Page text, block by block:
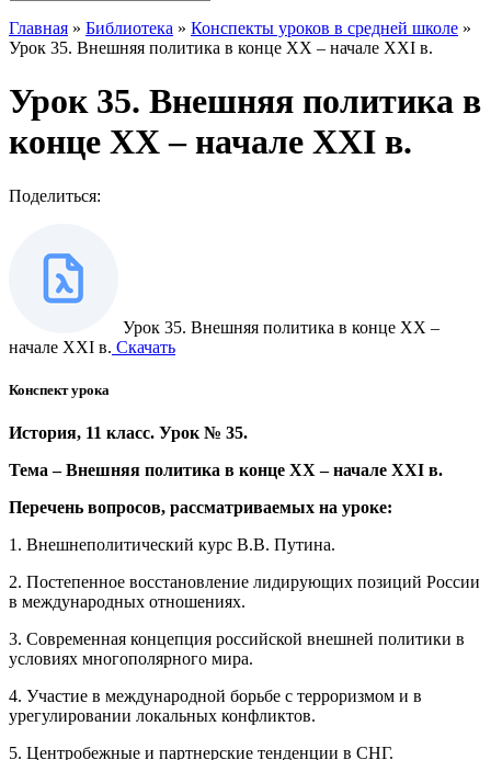
Главная » Библиотека » Конспекты уроков в средней школе »
Урок 35. Внешняя политика в конце XX – начале XXI в.
Урок 35. Внешняя политика в
конце XX – начале XXI в.
Поделиться:
Урок 35. Внешняя политика в конце XX –
начале XXI в. Скачать
Конспект урока
История, 11 класс. Урок № 35.
Тема – Внешняя политика в конце XX – начале XXI в.
Перечень вопросов, рассматриваемых на уроке:
1. Внешнеполитический курс В.В. Путина.
2. Постепенное восстановление лидирующих позиций России
в международных отношениях.
3. Современная концепция российской внешней политики в
условиях многополярного мира.
4. Участие в международной борьбе с терроризмом и в
урегулировании локальных конфликтов.
5. Центробежные и партнерские тенденции в СНГ.